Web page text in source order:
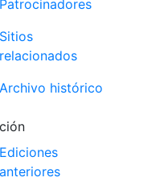
Patrocinadores
Sitios
relacionados
Archivo histórico
Ediciones
anteriores